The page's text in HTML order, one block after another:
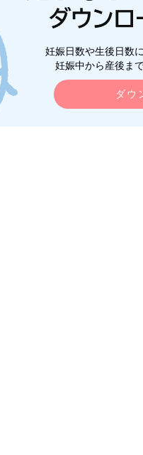
妊娠日数や生後日数
妊娠中から産後ま
ダウ